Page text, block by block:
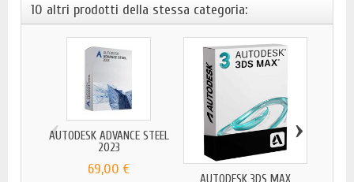
10 altri prodotti della stessa categoria:
AUTODESK ADVANCE STEEL
2023
69,00 €
AUTODESK 3DS MAX
‹ ›